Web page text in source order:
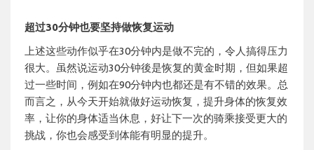
超过30分钟也要坚持做恢复运动
上述这些动作似乎在30分钟内是做不完的，令人搞得压力
很大。虽然说运动30分钟後是恢复的黄金时期，但如果超
过一些时间，例如在90分钟内也都还是有不错的效果。总
而言之，从今天开始就做好运动恢复，提升身体的恢复效
率，让你的身体适当休息，好让下一次的骑乘接受更大的
挑战，你也会感受到体能有明显的提升。